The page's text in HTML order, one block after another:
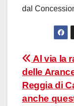
dal
articoli
Al via la
delle
Reggia di
anche